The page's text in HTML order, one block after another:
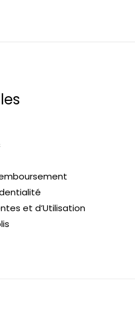
et d’Utilisation